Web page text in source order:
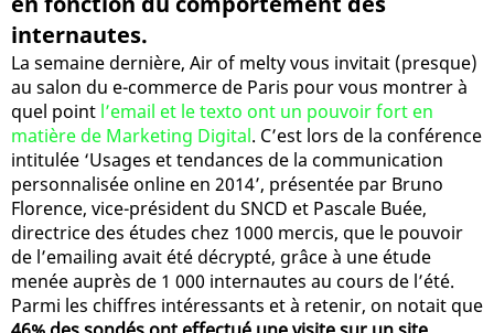
internautes.
La semaine dernière, Air of melty vous invitait (presque)
au salon du e-commerce de Paris pour vous montrer à
quel point l’email et le texto ont un pouvoir fort en
matière de Marketing Digital. C’est lors de la conférence
intitulée ‘Usages et tendances de la communication
personnalisée online en 2014’, présentée par Bruno
Florence, vice-président du SNCD et Pascale Buée,
directrice des études chez 1000 mercis, que le pouvoir
de l’emailing avait été décrypté, grâce à une étude
menée auprès de 1 000 internautes au cours de l’été.
Parmi les chiffres intéressants et à retenir, on notait que